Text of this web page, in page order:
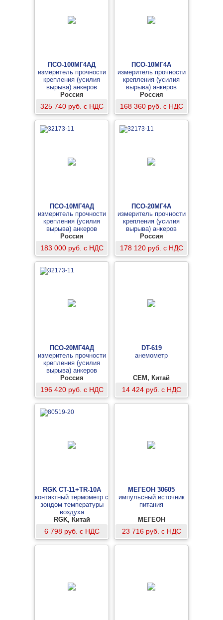
ПСО-100МГ4АД
измеритель прочности
крепления (усилия
вырыва) анкеров
фасадных систем
Россия
325 740 руб. с НДС
ПСО-10МГ4А
измеритель прочности
крепления (усилия
вырыва) анкеров
фасадных систем
Россия
168 360 руб. с НДС
ПСО-10МГ4АД
измеритель прочности
крепления (усилия
вырыва) анкеров
фасадных систем
Россия
183 000 руб. с НДС
ПСО-20МГ4А
измеритель прочности
крепления (усилия
вырыва) анкеров
фасадных систем
Россия
178 120 руб. с НДС
ПСО-20МГ4АД
измеритель прочности
крепления (усилия
вырыва) анкеров
фасадных систем
Россия
196 420 руб. с НДС
DT-619
анемометр
CEM, Китай
14 424 руб. с НДС
RGK CT-11+TR-10A
контактный термометр с
зондом температуры
воздуха
RGK, Китай
6 798 руб. с НДС
МЕГЕОН 30605
импульсный источник
питания
МЕГЕОН
23 716 руб. с НДС